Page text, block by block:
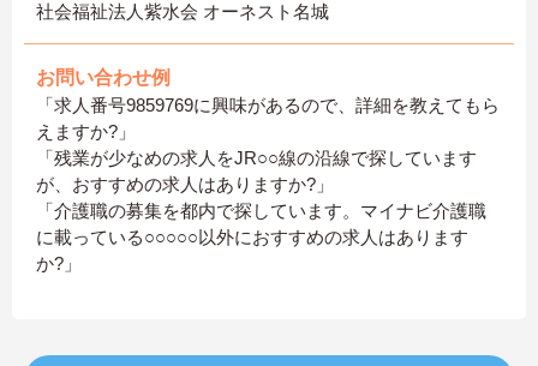
社会福祉法人紫水会 オーネスト名城
お問い合わせ例
「求人番号9859769に興味があるので、詳細を教えてもら
えますか?」
「残業が少なめの求人をJR○○線の沿線で探しています
が、おすすめの求人はありますか?」
「介護職の募集を都内で探しています。マイナビ介護職
に載っている○○○○○以外におすすめの求人はあります
か?」